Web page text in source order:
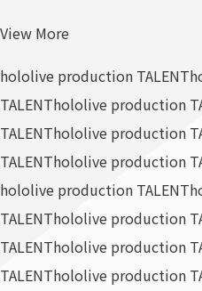
View More
hololive production TALENT
TALENThololive production
TALENThololive production
TALENThololive production
hololive production TALENT
TALENThololive production
TALENThololive production
TALENThololive production